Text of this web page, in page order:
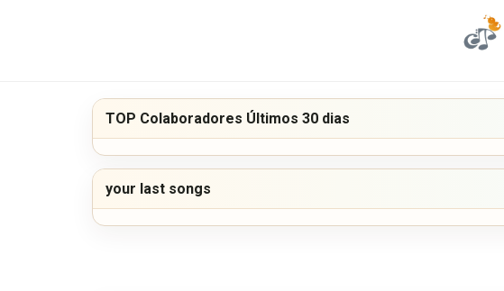
TOP Colaboradores Últimos 30 dias
your last songs